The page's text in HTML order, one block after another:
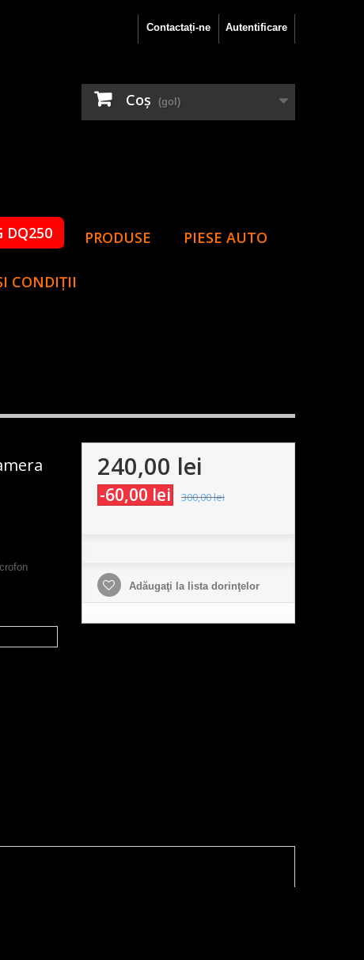
Autentificare
Contactați-ne
Coş (gol)
DQ250 PRODUSE PIESE AUTO
CONDIȚII
240,00 lei
-60,00 lei 300,00 lei
Adăugaţi la lista dorinţelor